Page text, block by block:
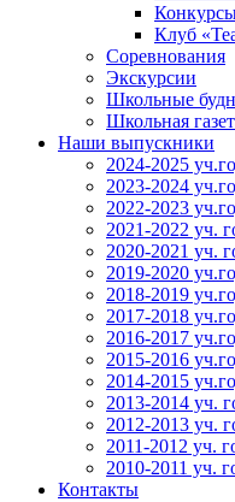
Клуб
Соревнования
Экскурсии
Школьные
Школьная
Наши выпускники
2024-2025
2023-2024
2022-2023
2021-2022 уч.
2020-2021 уч.
2019-2020
2018-2019
2017-2018
2016-2017
2015-2016
2014-2015
2013-2014 уч.
2012-2013 уч.
2011-2012 уч.
2010-2011 уч.
Контакты